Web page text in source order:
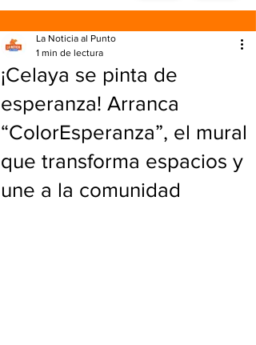
¡Celaya se pinta de
esperanza! Arranca
“ColorEsperanza”, el mural
que transforma espacios y
une a la comunidad
La Noticia al Punto
1 min de lectura